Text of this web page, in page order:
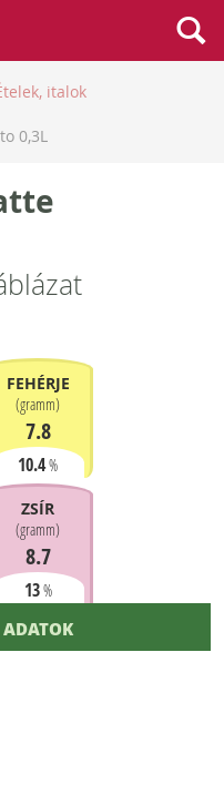
italok
0,3L
FEHÉRJE
(gramm)
7.8
10.4%
ZSÍR
(gramm)
8.7
13%